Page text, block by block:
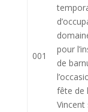
001
pour
de
fête de
Vincent